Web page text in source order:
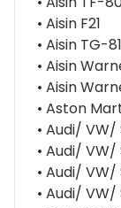
• Aisin F21
• Aisin TG-
• Aisin
• Aisin
• Aston
• Audi/
• Audi/
• Audi/
• Audi/